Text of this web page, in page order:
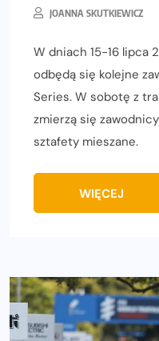
JOANNA SKUTKIEWICZ
W dniach 15-16 lipca
odbędą się kolejne
Series. W sobotę z
zmierzą się
sztafety mieszane.
WIĘCEJ